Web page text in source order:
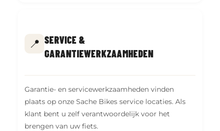
📍 SERVICE &
GARANTIEWERKZAAMHEDEN
Garantie- en servicewerkzaamheden vinden
plaats op onze Sache Bikes service locaties. Als
klant bent u zelf verantwoordelijk voor het
brengen van uw fiets.